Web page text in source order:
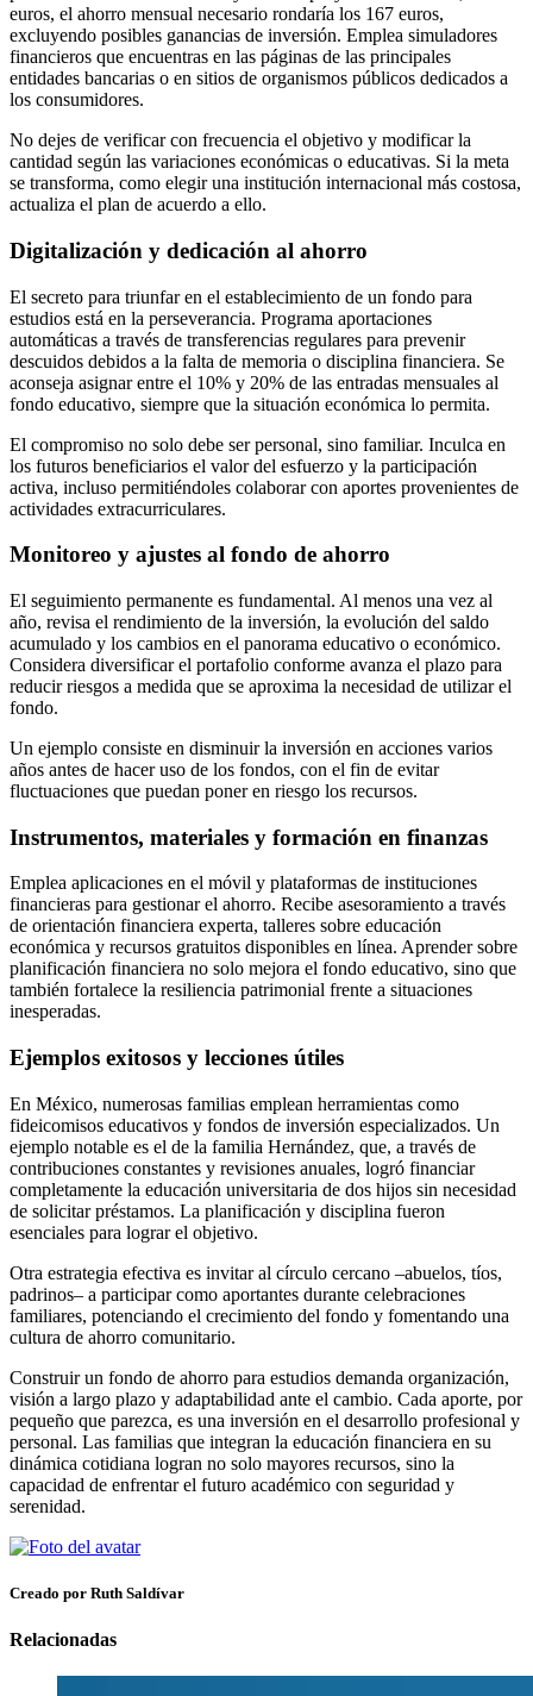
euros, el ahorro mensual necesario rondaría los 167 euros,
excluyendo posibles ganancias de inversión. Emplea simuladores
financieros que encuentras en las páginas de las principales
entidades bancarias o en sitios de organismos públicos dedicados a
los consumidores.
No dejes de verificar con frecuencia el objetivo y modificar la
cantidad según las variaciones económicas o educativas. Si la meta
se transforma, como elegir una institución internacional más costosa,
actualiza el plan de acuerdo a ello.
Digitalización y dedicación al ahorro
El secreto para triunfar en el establecimiento de un fondo para
estudios está en la perseverancia. Programa aportaciones
automáticas a través de transferencias regulares para prevenir
descuidos debidos a la falta de memoria o disciplina financiera. Se
aconseja asignar entre el 10% y 20% de las entradas mensuales al
fondo educativo, siempre que la situación económica lo permita.
El compromiso no solo debe ser personal, sino familiar. Inculca en
los futuros beneficiarios el valor del esfuerzo y la participación
activa, incluso permitiéndoles colaborar con aportes provenientes de
actividades extracurriculares.
Monitoreo y ajustes al fondo de ahorro
El seguimiento permanente es fundamental. Al menos una vez al
año, revisa el rendimiento de la inversión, la evolución del saldo
acumulado y los cambios en el panorama educativo o económico.
Considera diversificar el portafolio conforme avanza el plazo para
reducir riesgos a medida que se aproxima la necesidad de utilizar el
fondo.
Un ejemplo consiste en disminuir la inversión en acciones varios
años antes de hacer uso de los fondos, con el fin de evitar
fluctuaciones que puedan poner en riesgo los recursos.
Instrumentos, materiales y formación en finanzas
Emplea aplicaciones en el móvil y plataformas de instituciones
financieras para gestionar el ahorro. Recibe asesoramiento a través
de orientación financiera experta, talleres sobre educación
económica y recursos gratuitos disponibles en línea. Aprender sobre
planificación financiera no solo mejora el fondo educativo, sino que
también fortalece la resiliencia patrimonial frente a situaciones
inesperadas.
Ejemplos exitosos y lecciones útiles
En México, numerosas familias emplean herramientas como
fideicomisos educativos y fondos de inversión especializados. Un
ejemplo notable es el de la familia Hernández, que, a través de
contribuciones constantes y revisiones anuales, logró financiar
completamente la educación universitaria de dos hijos sin necesidad
de solicitar préstamos. La planificación y disciplina fueron
esenciales para lograr el objetivo.
Otra estrategia efectiva es invitar al círculo cercano –abuelos, tíos,
padrinos– a participar como aportantes durante celebraciones
familiares, potenciando el crecimiento del fondo y fomentando una
cultura de ahorro comunitario.
Construir un fondo de ahorro para estudios demanda organización,
visión a largo plazo y adaptabilidad ante el cambio. Cada aporte, por
pequeño que parezca, es una inversión en el desarrollo profesional y
personal. Las familias que integran la educación financiera en su
dinámica cotidiana logran no solo mayores recursos, sino la
capacidad de enfrentar el futuro académico con seguridad y
serenidad.
Creado por Ruth Saldívar
Relacionadas